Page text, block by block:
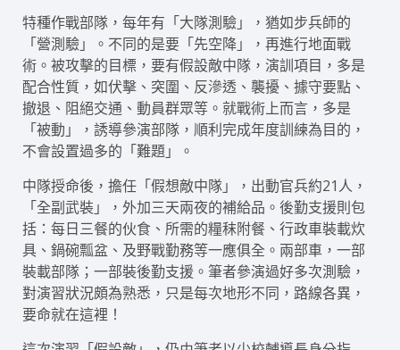
特種作戰部隊，每年有「大隊測驗」，猶如步兵師的
「營測驗」。不同的是要「先空降」，再進行地面戰
術。被攻擊的目標，要有假設敵中隊，演訓項目，多是
配合性質，如伏擊、突圍、反滲透、襲擾、據守要點、
撤退、阻絕交通、動員群眾等。就戰術上而言，多是
「被動」，誘導參演部隊，順利完成年度訓練為目的，
不會設置過多的「難題」。
中隊授命後，擔任「假想敵中隊」，出動官兵約21人，
「全副武裝」，外加三天兩夜的補給品。後勤支援則包
括：每日三餐的伙食、所需的糧秣附餐、行政車裝載炊
具、鍋碗瓢盆、及野戰勤務等一應俱全。兩部車，一部
裝載部隊；一部裝後勤支援。筆者參演過好多次測驗，
對演習狀況頗為熟悉，只是每次地形不同，路線各異，
要命就在這裡！